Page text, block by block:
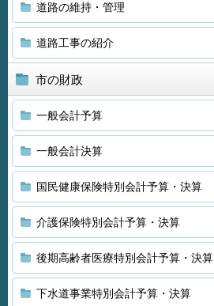
道路の維持・管理
道路工事の紹介
市の財政
一般会計予算
一般会計決算
国民健康保険特別会計予算・決算
介護保険特別会計予算・決算
後期高齢者医療特別会計予算・決算
下水道事業特別会計予算・決算